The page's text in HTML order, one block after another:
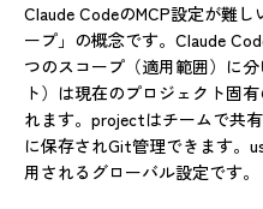
Claude CodeのMCP設定が難
ープ」の概念です。Claude
つのスコープ（適用範囲）に
ト）は現在のプロジェクト固
れます。projectはチームで共
に保存されGit管理できます。
用されるグローバル設定です。